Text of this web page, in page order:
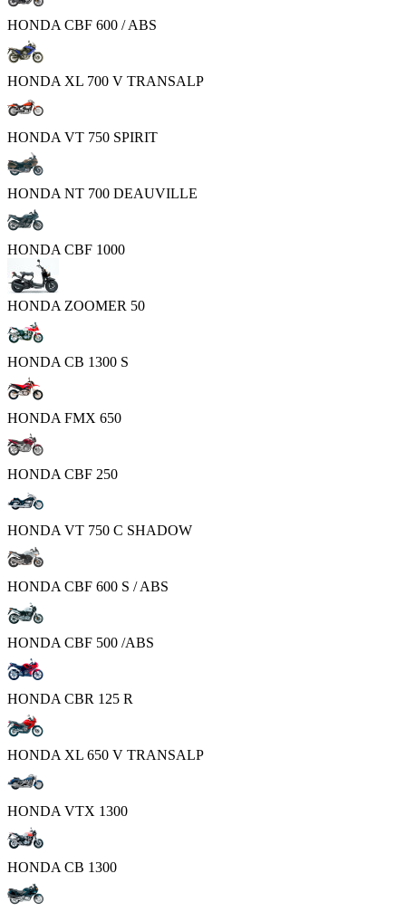
HONDA CBF 600 / ABS
HONDA XL 700 V TRANSALP
HONDA VT 750 SPIRIT
HONDA NT 700 DEAUVILLE
HONDA CBF 1000
HONDA ZOOMER 50
HONDA CB 1300 S
HONDA FMX 650
HONDA CBF 250
HONDA VT 750 C SHADOW
HONDA CBF 600 S / ABS
HONDA CBF 500 /ABS
HONDA CBR 125 R
HONDA XL 650 V TRANSALP
HONDA VTX 1300
HONDA CB 1300